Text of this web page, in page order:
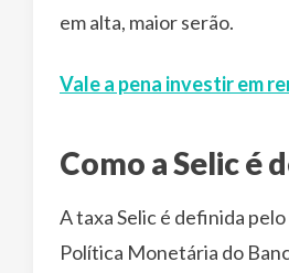
em alta, maior serão.
Vale a pena investir em
Como a Selic é
A taxa Selic é definida
Política Monetária do